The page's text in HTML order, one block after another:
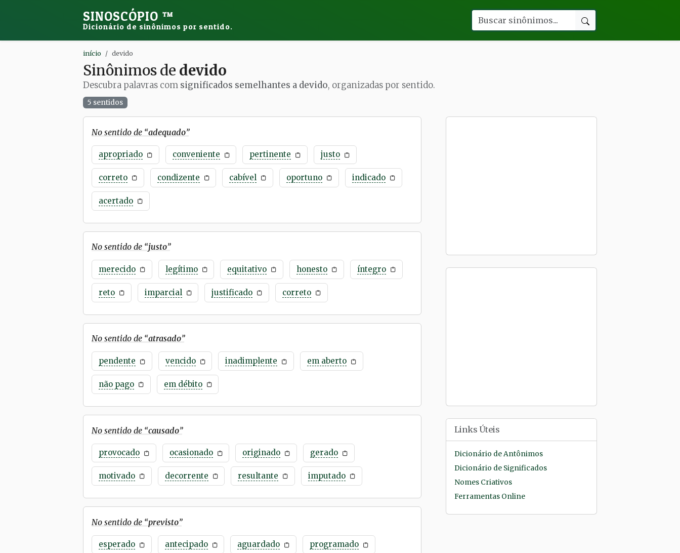
SINOSCÓPIO ™
Dicionário de sinônimos por sentido.
início devido
Sinônimos de devido
Descubra palavras com significados semelhantes a devido, organizadas por sentido.
5 sentidos
No sentido de “adequado”
apropriado conveniente pertinente justo
correto condizente cabível oportuno indicado
acertado
No sentido de “justo”
merecido legítimo equitativo honesto íntegro
reto imparcial justificado correto
No sentido de “atrasado”
pendente vencido inadimplente em aberto
não pago em débito
No sentido de “causado”
provocado ocasionado originado gerado
motivado decorrente resultante imputado
No sentido de “previsto”
esperado antecipado aguardado programado
Links Úteis
Dicionário de Antônimos
Dicionário de Significados
Nomes Criativos
Ferramentas Online